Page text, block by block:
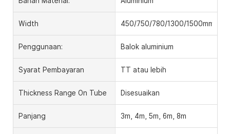
Width 450/750/780/1300/1500mm
Penggunaan: Balok aluminium
Syarat Pembayaran TT atau lebih
Thickness Range On Tube Disesuaikan
Panjang 3m, 4m, 5m, 6m, 8m